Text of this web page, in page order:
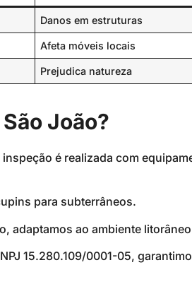
Danos em estruturas
Afeta móveis locais
Prejudica natureza
João?
é realizada com
para subterrâneos.
adaptamos ao ambiente
15.280.109/0001-05,